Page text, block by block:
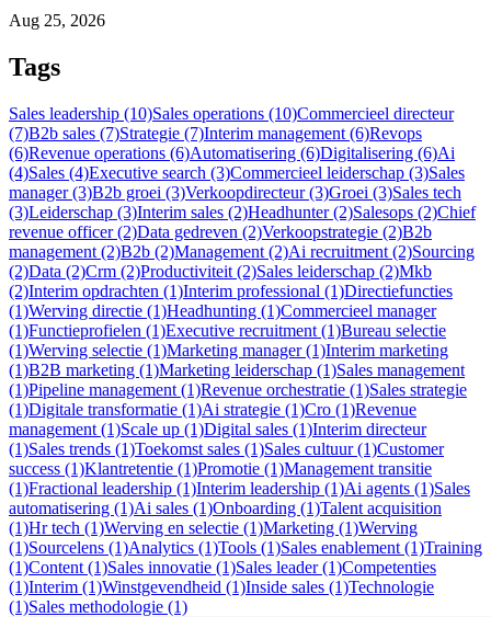
Aug 25, 2026
Tags
Sales leadership (10)Sales operations (10)Commercieel directeur
(7)B2b sales (7)Strategie (7)Interim management (6)Revops
(6)Revenue operations (6)Automatisering (6)Digitalisering (6)Ai
(4)Sales (4)Executive search (3)Commercieel leiderschap (3)Sales
manager (3)B2b groei (3)Verkoopdirecteur (3)Groei (3)Sales tech
(3)Leiderschap (3)Interim sales (2)Headhunter (2)Salesops (2)Chief
revenue officer (2)Data gedreven (2)Verkoopstrategie (2)B2b
management (2)B2b (2)Management (2)Ai recruitment (2)Sourcing
(2)Data (2)Crm (2)Productiviteit (2)Sales leiderschap (2)Mkb
(2)Interim opdrachten (1)Interim professional (1)Directiefuncties
(1)Werving directie (1)Headhunting (1)Commercieel manager
(1)Functieprofielen (1)Executive recruitment (1)Bureau selectie
(1)Werving selectie (1)Marketing manager (1)Interim marketing
(1)B2B marketing (1)Marketing leiderschap (1)Sales management
(1)Pipeline management (1)Revenue orchestratie (1)Sales strategie
(1)Digitale transformatie (1)Ai strategie (1)Cro (1)Revenue
management (1)Scale up (1)Digital sales (1)Interim directeur
(1)Sales trends (1)Toekomst sales (1)Sales cultuur (1)Customer
success (1)Klantretentie (1)Promotie (1)Management transitie
(1)Fractional leadership (1)Interim leadership (1)Ai agents (1)Sales
automatisering (1)Ai sales (1)Onboarding (1)Talent acquisition
(1)Hr tech (1)Werving en selectie (1)Marketing (1)Werving
(1)Sourcelens (1)Analytics (1)Tools (1)Sales enablement (1)Training
(1)Content (1)Sales innovatie (1)Sales leader (1)Competenties
(1)Interim (1)Winstgevendheid (1)Inside sales (1)Technologie
(1)Sales methodologie (1)